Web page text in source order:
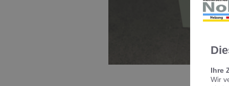
Ihre
Wir